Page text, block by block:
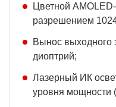
Цветной
разрешением
Вынос выходного
диоптрий;
Лазерный ИК
уровня мощности